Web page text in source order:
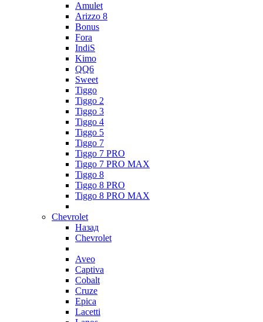
Amulet
Arizzo 8
Bonus
Fora
IndiS
Kimo
QQ6
Sweet
Tiggo
Tiggo 2
Tiggo 3
Tiggo 4
Tiggo 5
Tiggo 7
Tiggo 7 PRO
Tiggo 7 PRO MAX
Tiggo 8
Tiggo 8 PRO
Tiggo 8 PRO MAX
Chevrolet
Назад
Chevrolet
Aveo
Captiva
Cobalt
Cruze
Epica
Lacetti